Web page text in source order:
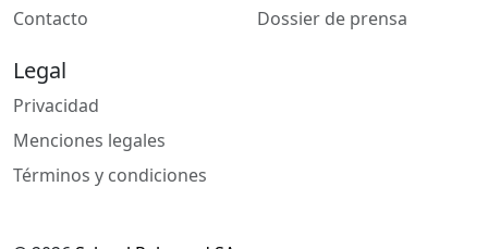
Contacto
Dossier de prensa
Legal
Privacidad
Menciones legales
Términos y condiciones